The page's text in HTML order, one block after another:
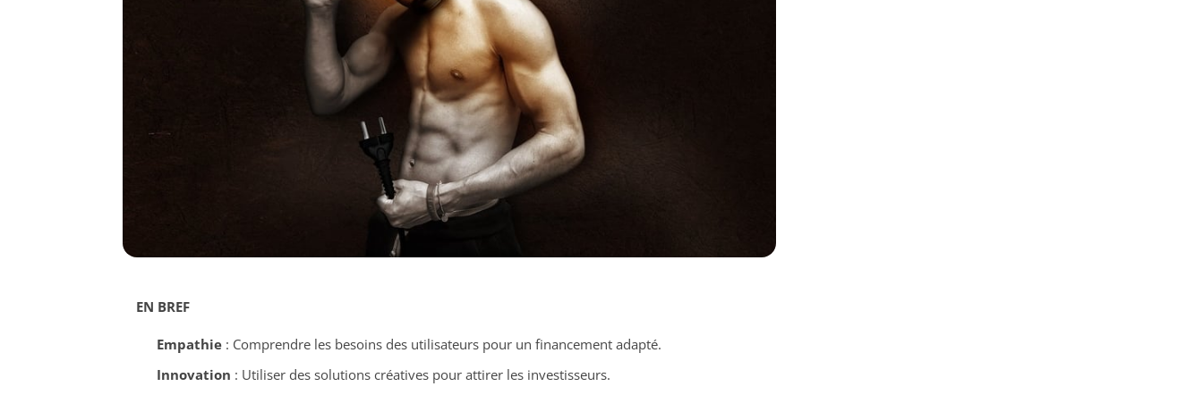
EN BREF
Empathie: Comprendre les besoins des utilisateurs pour un financement adapté.
Innovation : Utiliser des solutions créatives pour attirer les investisseurs.